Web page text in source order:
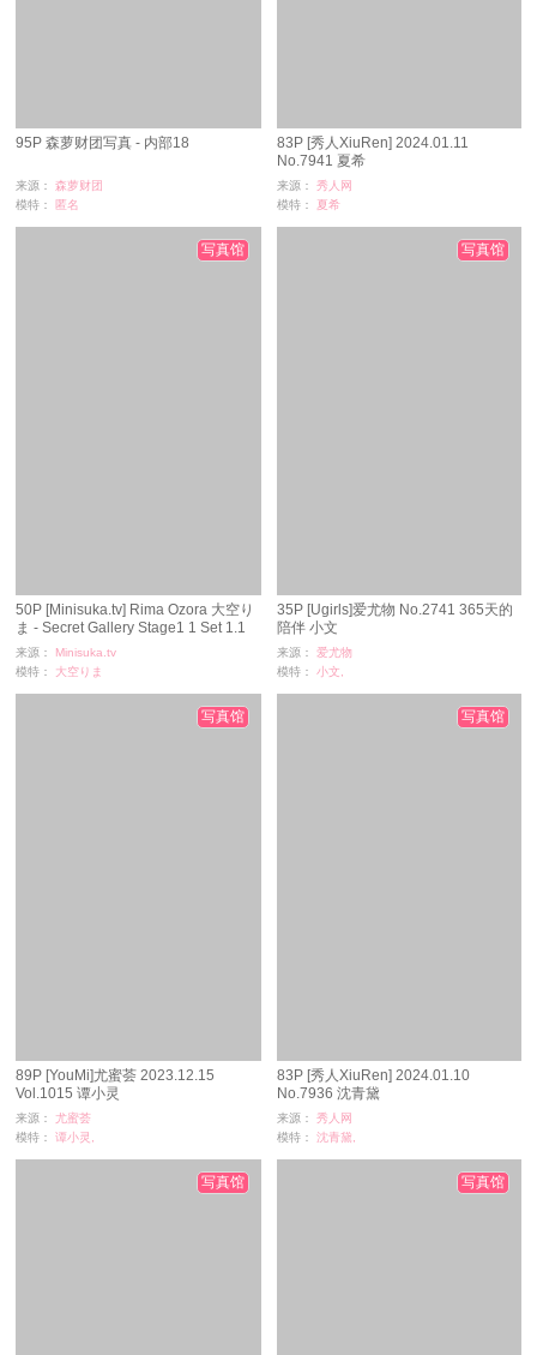
95P 森萝财团写真 - 内部18
来源：
森萝财团
模特：
匿名
浏览：577
83P [秀人XiuRen] 2024.01.11
No.7941 夏希
来源：
秀人网
模特：
夏希
浏览：190
50P [Minisuka.tv] Rima Ozora 大空り
ま - Secret Gallery Stage1 1 Set 1.1
来源：
Minisuka.tv
模特：
大空りま
写真馆
35P [Ugirls]爱尤物 No.2741 365天的
陪伴 小文
来源：
爱尤物
模特：
小文,
写真馆
89P [YouMi]尤蜜荟 2023.12.15
Vol.1015 谭小灵
来源：
尤蜜荟
模特：
谭小灵,
写真馆
83P [秀人XiuRen] 2024.01.10
No.7936 沈青黛
来源：
秀人网
模特：
沈青黛,
写真馆
写真馆 写真馆